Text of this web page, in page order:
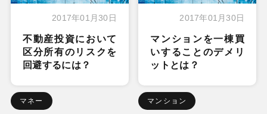
2017年01月30日
不動産投資において
区分所有のリスクを
回避するには？
マネー
2017年01月30日
マンションを一棟買
いすることのデメリ
ットとは？
マンション